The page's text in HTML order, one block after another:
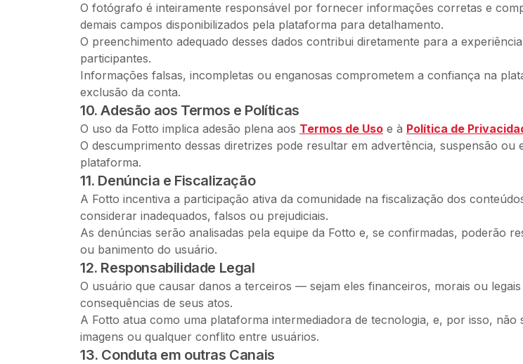
O fotógrafo é inteiramente responsável por fornecer informações corretas e
demais campos disponibilizados pela plataforma para detalhamento.
O preenchimento adequado desses dados contribui diretamente para a
participantes.
Informações falsas, incompletas ou enganosas comprometem a confiança na
exclusão da conta.
10. Adesão aos Termos e Políticas
O uso da Fotto implica adesão plena aos Termos de Uso e à Política de
O descumprimento dessas diretrizes pode resultar em advertência, suspensão
plataforma.
11. Denúncia e Fiscalização
A Fotto incentiva a participação ativa da comunidade na fiscalização dos
considerar inadequados, falsos ou prejudiciais.
As denúncias serão analisadas pela equipe da Fotto e, se confirmadas, poderão
ou banimento do usuário.
12. Responsabilidade Legal
O usuário que causar danos a terceiros — sejam eles financeiros, morais ou
consequências de seus atos.
A Fotto atua como uma plataforma intermediadora de tecnologia, e, por isso,
imagens ou qualquer conflito entre usuários.
13. Conduta em outras Canais